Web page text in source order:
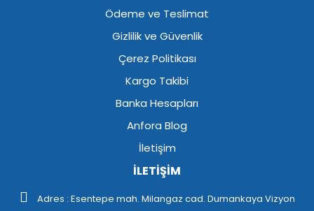
Ödeme ve Teslimat
Gizlilik ve Güvenlik
Çerez Politikası
Kargo Takibi
Banka Hesapları
Anfora Blog
İletişim
İLETİŞİM
Adres : Esentepe mah. Milangaz cad. Dumankaya Vizyon